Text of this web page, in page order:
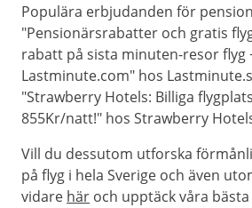
Populära erbjudanden för
"Pensionärsrabatter och gratis flyg
rabatt på sista minuten-resor flyg
Lastminute.com" hos
"Strawberry Hotels: Billiga
855Kr/natt!" hos Strawberry
Vill du dessutom utforska
på flyg i hela Sverige och även
vidare här och upptäck våra